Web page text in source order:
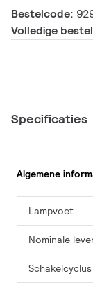
Bestelcode:
Volledige
Specificaties
Algemene
Lampvoet
Nominale
Schakelcyclus